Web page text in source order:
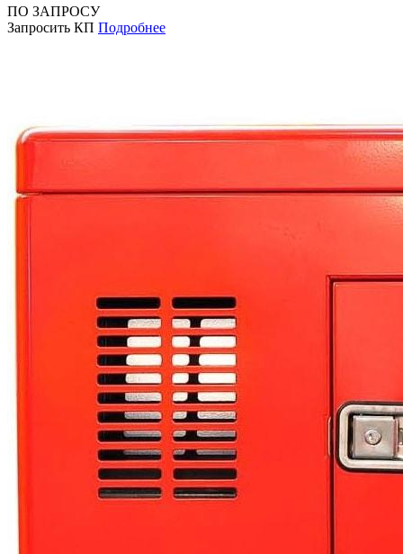
ПО ЗАПРОСУ
Запросить КП Подробнее